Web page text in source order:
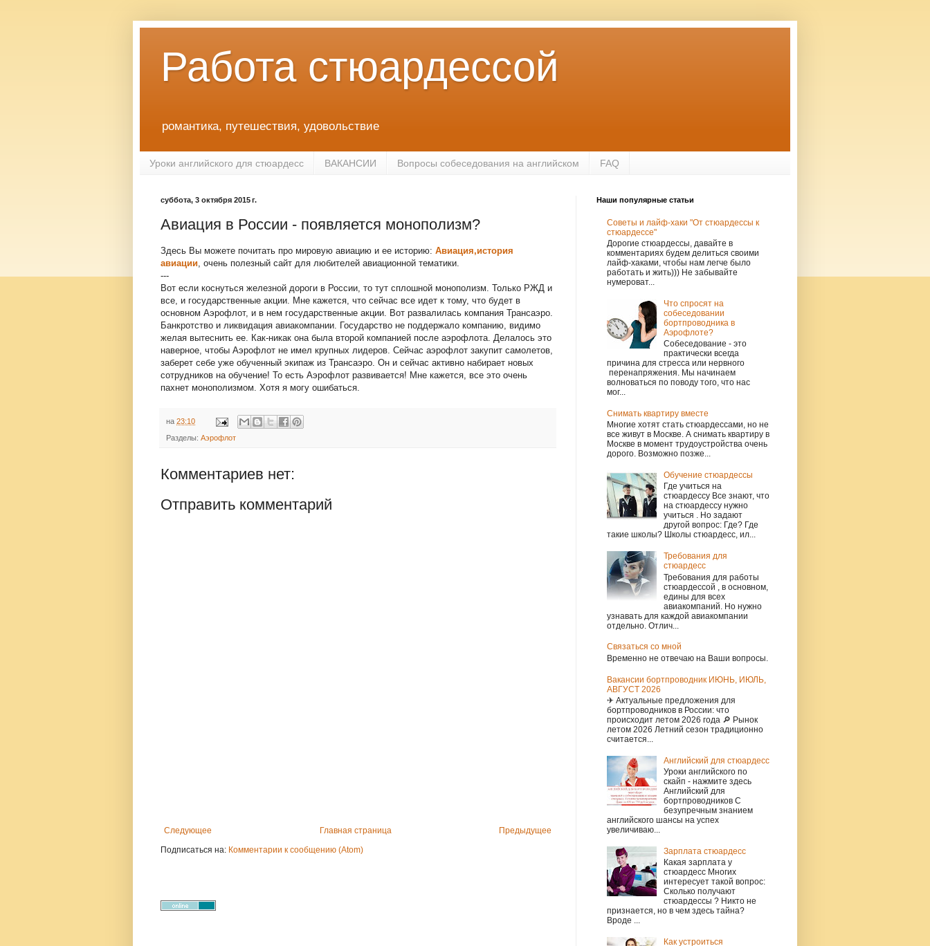
Работа стюардессой
романтика, путешествия, удовольствие
Уроки английского для стюардесс ВАКАНСИИ Вопросы собеседования на английском FAQ
суббота, 3 октября 2015 г.
Авиация в России - появляется монополизм?
Здесь Вы можете почитать про мировую авиацию и ее историю: Авиация,история
авиации , очень полезный сайт для любителей авиационной тематики.
---
Вот если коснуться железной дороги в России, то тут сплошной монополизм. Только РЖД и
все, и государственные акции. Мне кажется, что сейчас все идет к тому, что будет в
основном Аэрофлот, и в нем государственные акции. Вот развалилась компания Трансаэро.
Банкротство и ликвидация авиакомпании. Государство не поддержало компанию, видимо
желая вытеснить ее. Как-никак она была второй компанией после аэрофлота. Делалось это
наверное, чтобы Аэрофлот не имел крупных лидеров. Сейчас аэрофлот закупит самолетов,
заберет себе уже обученный экипаж из Трансаэро. Он и сейчас активно набирает новых
сотрудников на обучение! То есть Аэрофлот развивается! Мне кажется, все это очень
пахнет монополизмом. Хотя я могу ошибаться.
на 23:10
Разделы: Аэрофлот
Комментариев нет:
Отправить комментарий
Следующее Предыдущее
Главная страница
Подписаться на: Комментарии к сообщению (Atom)
Наши популярные статьи
Советы и лайф-хаки "От стюардессы к
стюардессе"
Дорогие стюардессы, давайте в
комментариях будем делиться своими
лайф-хаками, чтобы нам легче было
работать и жить))) Не забывайте
нумероват...
Что спросят на
собеседовании
бортпроводника в
Аэрофлоте?
Собеседование - это
практически всегда
причина для стресса или нервного
перенапряжения. Мы начинаем
волноваться по поводу того, что нас
мог...
Снимать квартиру вместе
Многие хотят стать стюардессами, но не
все живут в Москве. А снимать квартиру в
Москве в момент трудоустройства очень
дорого. Возможно позже...
Обучение стюардессы
Где учиться на
стюардессу Все знают, что
на стюардессу нужно
учиться . Но задают
другой вопрос: Где? Где
такие школы? Школы стюардесс, ил...
Требования для
стюардесс
Требования для работы
стюардессой , в основном,
едины для всех
авиакомпаний. Но нужно
узнавать для каждой авиакомпании
отдельно. Отлич...
Связаться со мной
Временно не отвечаю на Ваши вопросы.
Вакансии бортпроводник ИЮНЬ, ИЮЛЬ,
АВГУСТ 2026
✈ Актуальные предложения для
бортпроводников в России: что
происходит летом 2026 года 🔎 Рынок
летом 2026 Летний сезон традиционно
считается...
Английский для стюардесс
Уроки английского по
скайп - нажмите здесь
Английский для
бортпроводников С
безупречным знанием
английского шансы на успех
увеличиваю...
Зарплата стюардесс
Какая зарплата у
стюардесс Многих
интересует такой вопрос:
Сколько получают
стюардессы ? Никто не
признается, но в чем здесь тайна?
Вроде ...
Как устроиться